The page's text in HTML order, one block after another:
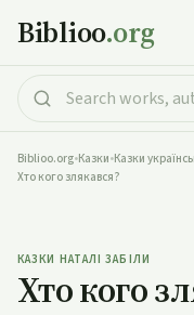
Biblioo.org
Biblioo.org•Казки•Казки
Хто кого злякався?
КАЗКИ НАТАЛІ ЗАБІЛИ
Хто кого